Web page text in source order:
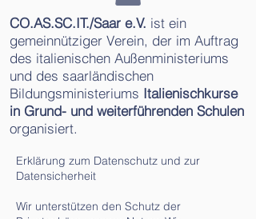
CO.AS.SC.IT./Saar e.V. ist ein
gemeinnütziger Verein, der im Auftrag
des italienischen Außenministeriums
und des saarländischen
Bildungsministeriums Italienischkurse
in Grund- und weiterführenden Schulen
organisiert.
Erklärung zum Datenschutz und zur
Datensicherheit
Wir unterstützen den Schutz der